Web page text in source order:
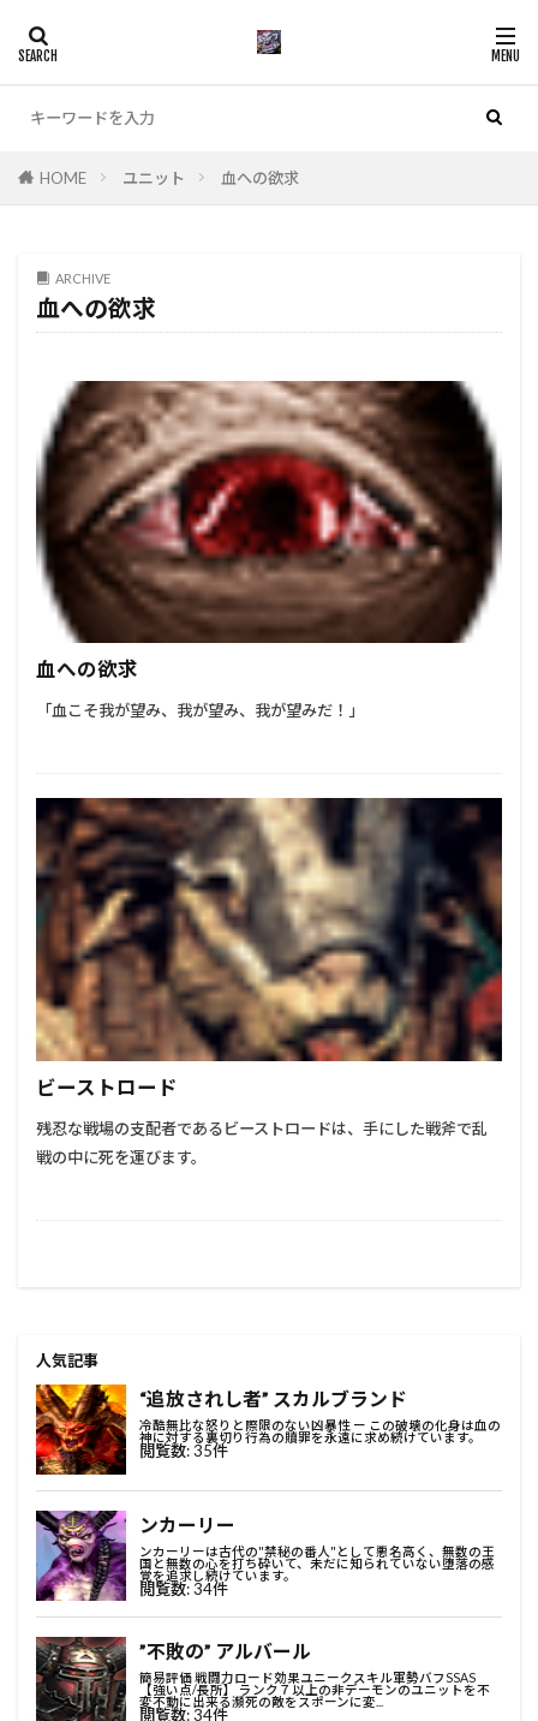
HOME ユニット 血への欲求
ARCHIVE
血への欲求
血への欲求
「血こそ我が望み、我が望み、我が望みだ！」
ビーストロード
残忍な戦場の支配者であるビーストロードは、手にした戦斧で乱
戦の中に死を運びます。
人気記事
カテゴリー